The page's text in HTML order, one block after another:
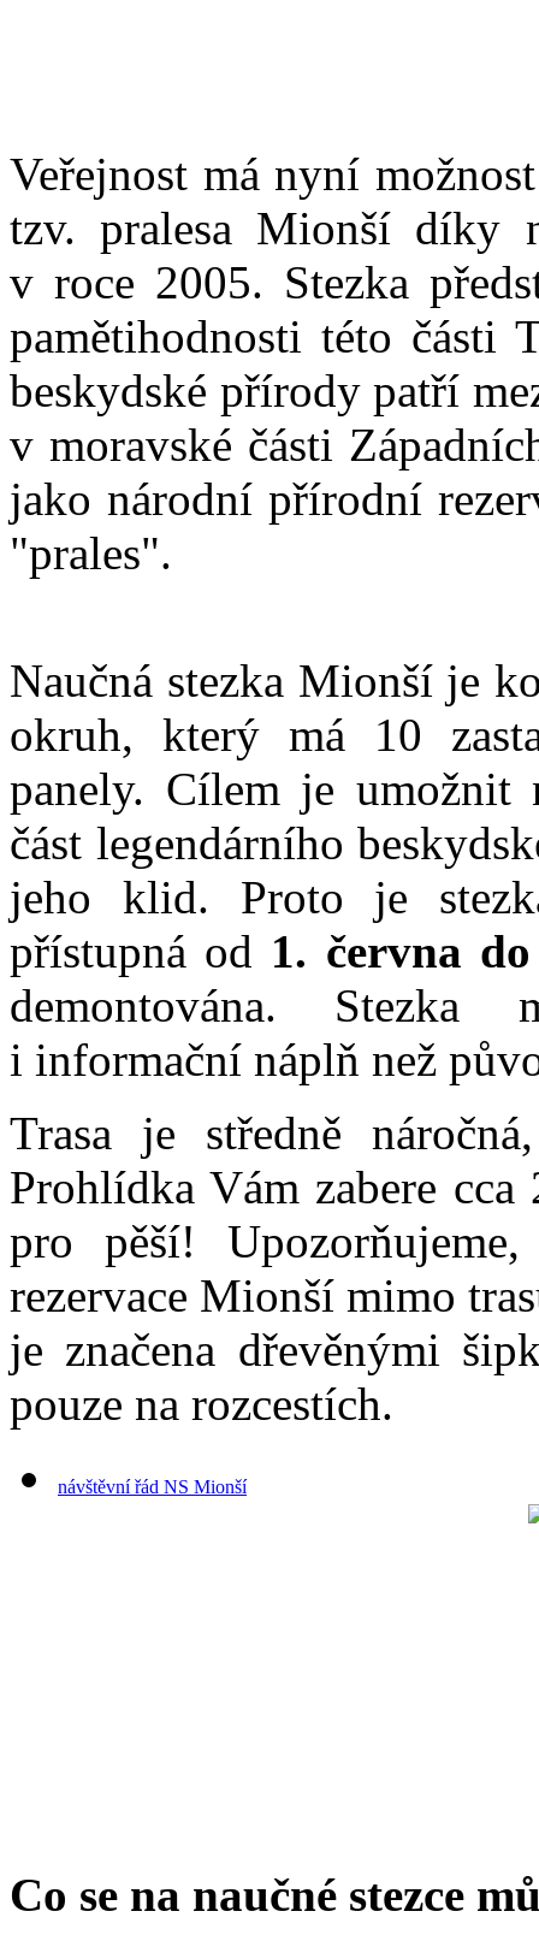
Veřejnost má nyní
tzv. pralesa Mionší díky
v roce 2005. Stezka
pamětihodnosti této části
beskydské přírody patří
v moravské části
jako národní přírodní
"prales".
Naučná stezka Mionší je
okruh, který má 10
panely. Cílem je umožnit
část legendárního
jeho klid. Proto je
přístupná od 1. června
demontována.
i informační náplň než
Trasa je středně
Prohlídka Vám zabere
pro pěší!
rezervace Mionší mimo
je značena dřevěnými
pouze na rozcestích.
návštěvní řád NS Mionší
Co se na naučné stezce